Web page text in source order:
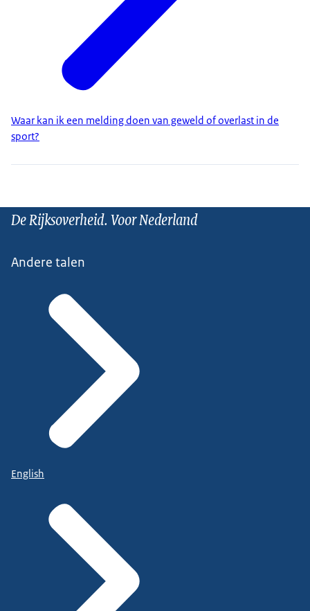
Waar kan ik een melding doen van geweld of overlast in de
sport?
De Rijksoverheid. Voor Nederland
Andere talen
English